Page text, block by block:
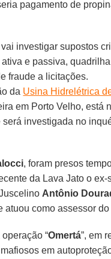
pagamento de
investigar supostos
ativa e passiva,
fraude a licitações.
da Usina Hidrelétrica
em Porto Velho, está
será investigada no
, foram presos
da Lava Jato o ex-
Antônio
atuou como assessor
“Omertá”, em
em